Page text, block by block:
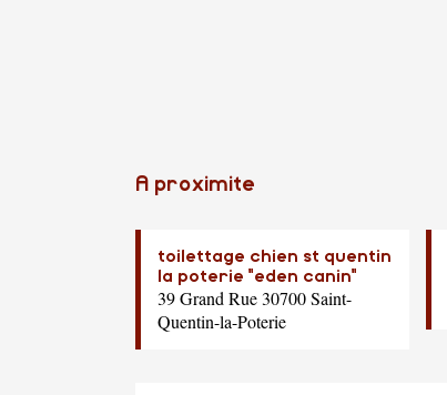
A proximite
toilettage chien st quentin
la poterie "eden canin"
39 Grand Rue 30700 Saint-
Quentin-la-Poterie